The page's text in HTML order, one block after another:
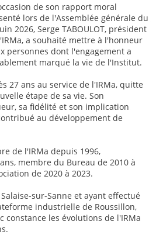
de son rapport moral
lors de l'Assemblée générale du
2026, Serge TABOULOT, président
a souhaité mettre à l'honneur
personnes dont l'engagement a
marqué la vie de l'Institut.
27 ans au service de l'IRMa, quitte
étape de sa vie. Son
sa fidélité et son implication
au développement de
de l'IRMa depuis 1996,
membre du Bureau de 2010 à
de 2020 à 2023.
sur-Sanne et ayant effectué
industrielle de Roussillon,
constance les évolutions de l'IRMa